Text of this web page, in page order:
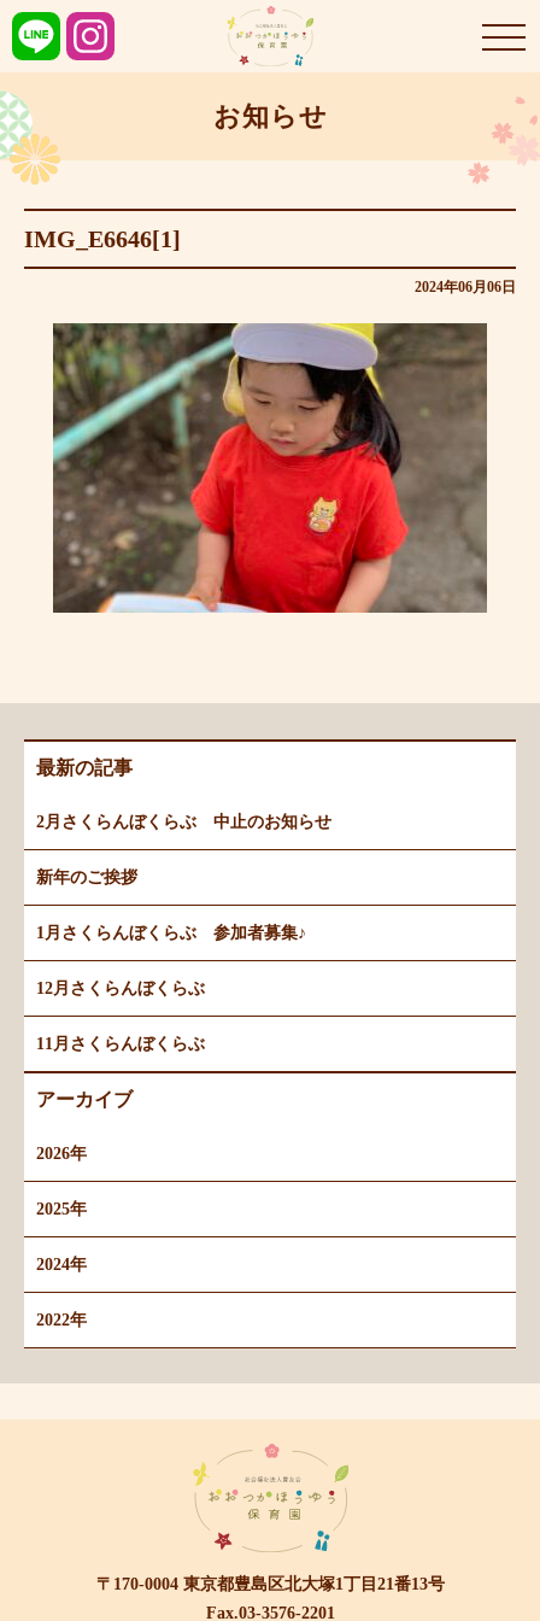
お知らせ
IMG_E6646[1]
2024年06月06日
最新の記事
2月さくらんぼくらぶ 中止のお知らせ
新年のご挨拶
1月さくらんぼくらぶ 参加者募集♪
12月さくらんぼくらぶ
11月さくらんぼくらぶ
アーカイブ
2026年
2025年
2024年
2022年
〒170-0004 東京都豊島区北大塚1丁目21番13号
Fax.03-3576-2201